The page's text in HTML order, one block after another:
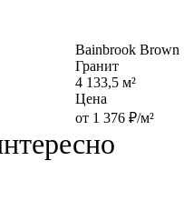
Bainbrook Brown
Гранит
4 133,5 м²
Цена
от 1 376 ₽/м²